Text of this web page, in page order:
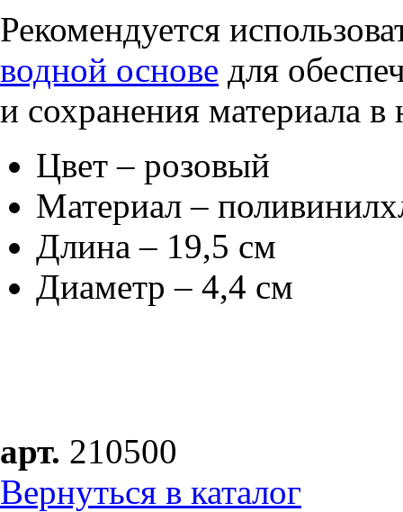
Рекомендуется
водной основе для
и сохранения материала
Цвет – розовый
Материал –
Длина – 19,5 см
Диаметр – 4,4 см
арт. 210500
Вернуться в каталог